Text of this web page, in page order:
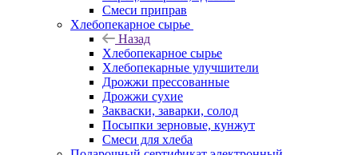
Смеси приправ
Хлебопекарное сырье
Назад
Хлебопекарное сырье
Хлебопекарные улучшители
Дрожжи прессованные
Дрожжи сухие
Закваски, заварки, солод
Посыпки зерновые, кунжут
Смеси для хлеба